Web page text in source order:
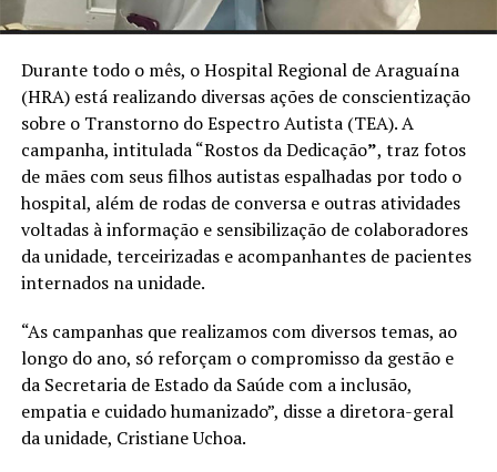
Durante todo o mês, o Hospital Regional de Araguaína
(HRA) está realizando diversas ações de conscientização
sobre o Transtorno do Espectro Autista (TEA). A
campanha, intitulada “Rostos da Dedicação”, traz fotos
de mães com seus filhos autistas espalhadas por todo o
hospital, além de rodas de conversa e outras atividades
voltadas à informação e sensibilização de colaboradores
da unidade, terceirizadas e acompanhantes de pacientes
internados na unidade.
“As campanhas que realizamos com diversos temas, ao
longo do ano, só reforçam o compromisso da gestão e
da Secretaria de Estado da Saúde com a inclusão,
empatia e cuidado humanizado”, disse a diretora-geral
da unidade, Cristiane Uchoa.